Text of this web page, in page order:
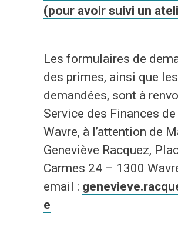
(pour avoir suivi un
Les formulaires de
des primes, ainsi que
demandées, sont à
Service des Finances
Wavre, à l’attention de
Geneviève Racquez,
Carmes 24 – 1300
email :
e